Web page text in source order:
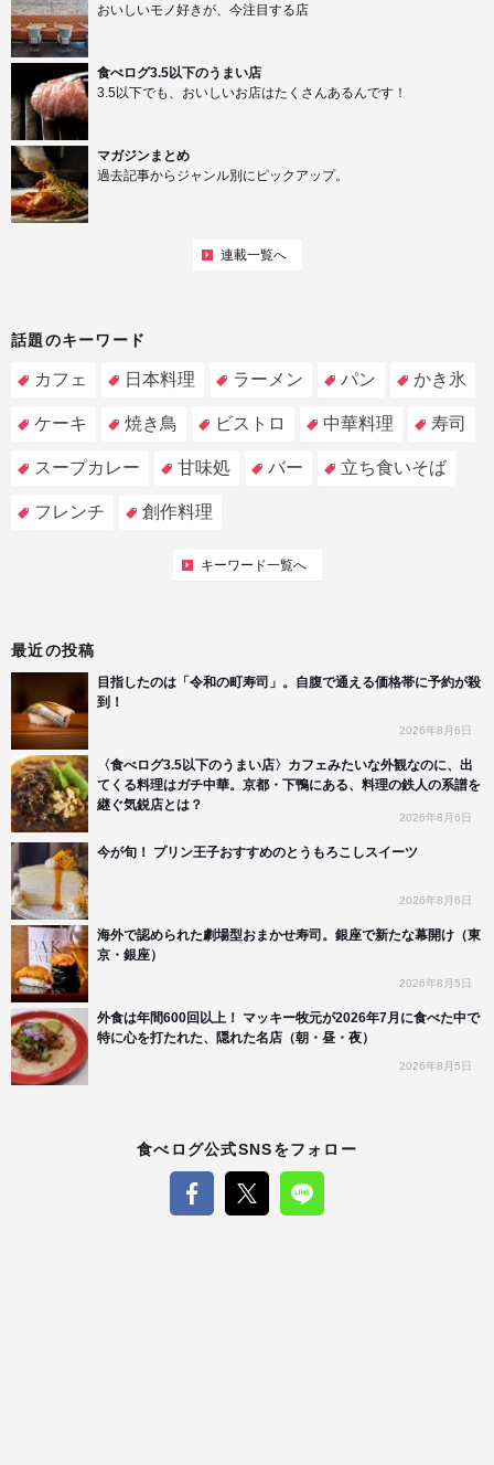
おいしいモノ好きが、今注目する店
食べログ3.5以下のうまい店
3.5以下でも、おいしいお店はたくさんあるんです！
マガジンまとめ
過去記事からジャンル別にピックアップ。
連載一覧へ
話題のキーワード
カフェ 日本料理 ラーメン パン かき氷
ケーキ 焼き鳥 ビストロ 中華料理 寿司
スープカレー 甘味処 バー 立ち食いそば
フレンチ 創作料理
キーワード一覧へ
最近の投稿
目指したのは「令和の町寿司」。自腹で通える価格帯に予約が殺
到！
2026年8月6日
〈食べログ3.5以下のうまい店〉カフェみたいな外観なのに、出
てくる料理はガチ中華。京都・下鴨にある、料理の鉄人の系譜を
継ぐ気鋭店とは？
2026年8月6日
今が旬！ プリン王子おすすめのとうもろこしスイーツ
2026年8月6日
海外で認められた劇場型おまかせ寿司。銀座で新たな幕開け（東
京・銀座）
2026年8月5日
外食は年間600回以上！ マッキー牧元が2026年7月に食べた中で
特に心を打たれた、隠れた名店（朝・昼・夜）
2026年8月5日
食べログ公式SNSをフォロー